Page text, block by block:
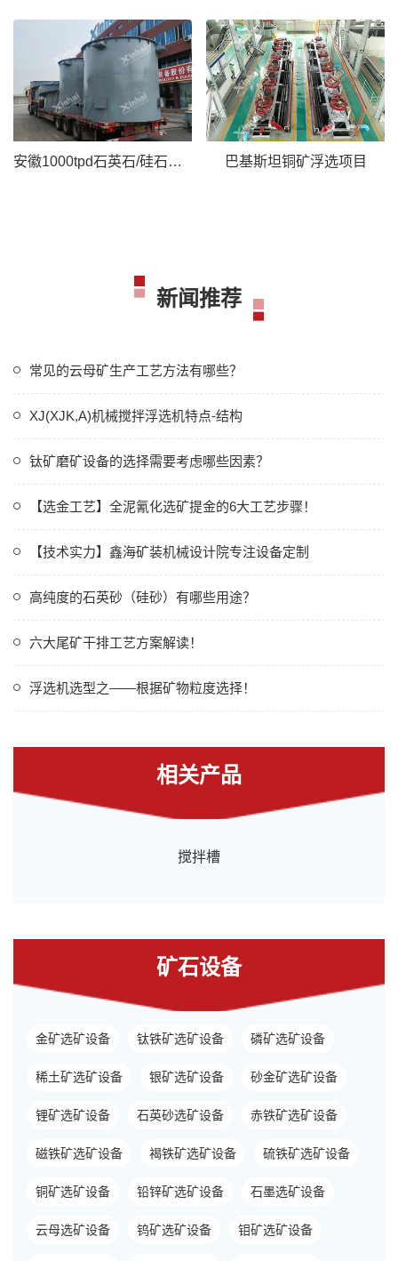
安徽1000tpd石英石/硅石选矿项目 巴基斯坦铜矿浮选项目
新闻推荐
常见的云母矿生产工艺方法有哪些？
XJ(XJK,A)机械搅拌浮选机特点-结构
钛矿磨矿设备的选择需要考虑哪些因素？
【选金工艺】全泥氰化选矿提金的6大工艺步骤！
【技术实力】鑫海矿装机械设计院专注设备定制
高纯度的石英砂（硅砂）有哪些用途？
六大尾矿干排工艺方案解读！
浮选机选型之——根据矿物粒度选择！
相关产品
搅拌槽
矿石设备
金矿选矿设备 钛铁矿选矿设备 磷矿选矿设备
稀土矿选矿设备 银矿选矿设备 砂金矿选矿设备
锂矿选矿设备 石英砂选矿设备 赤铁矿选矿设备
磁铁矿选矿设备 褐铁矿选矿设备 硫铁矿选矿设备
铜矿选矿设备 铅锌矿选矿设备 石墨选矿设备
云母选矿设备 钨矿选矿设备 钼矿选矿设备